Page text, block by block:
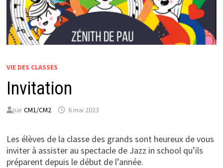
VIE DES CLASSES
Invitation
parCM1/CM2 6 mai 2023
Les élèves de la classe des grands sont heureux de vous
inviter à assister au spectacle de Jazz in school qu’ils
préparent depuis le début de l’année.